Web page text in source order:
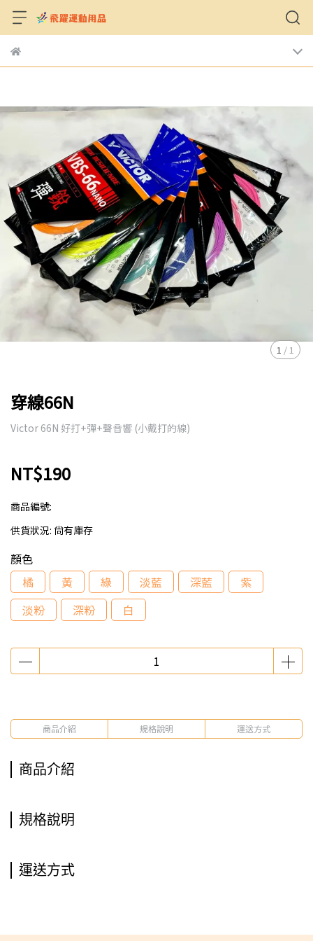
1 / 1
穿線66N
Victor 66N 好打+彈+聲音響 (小戴打的線)
NT$190
商品編號:
供貨狀況: 尚有庫存
顏色
橘
黃 綠 淡藍 深藍
紫
淡粉
深粉 白
商品介紹 規格說明 運送方式
商品介紹
規格說明
運送方式